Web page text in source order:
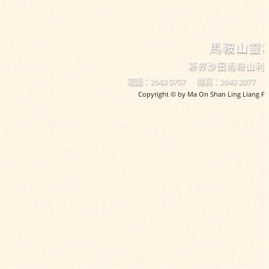
馬鞍山靈
新界沙田馬鞍山
電話：2643 0707 傳真：2643 2077
Copyright © by Ma On Shan Ling Liang